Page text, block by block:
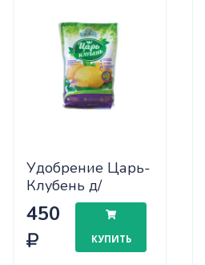
Удобрение Царь-
Клубень д/
картофеля 2,5кг
Ивановское х10
450
КУПИТЬ